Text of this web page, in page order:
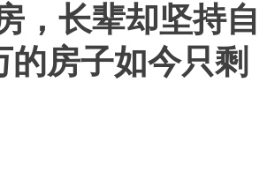
，长辈却坚持自
房子如今只剩